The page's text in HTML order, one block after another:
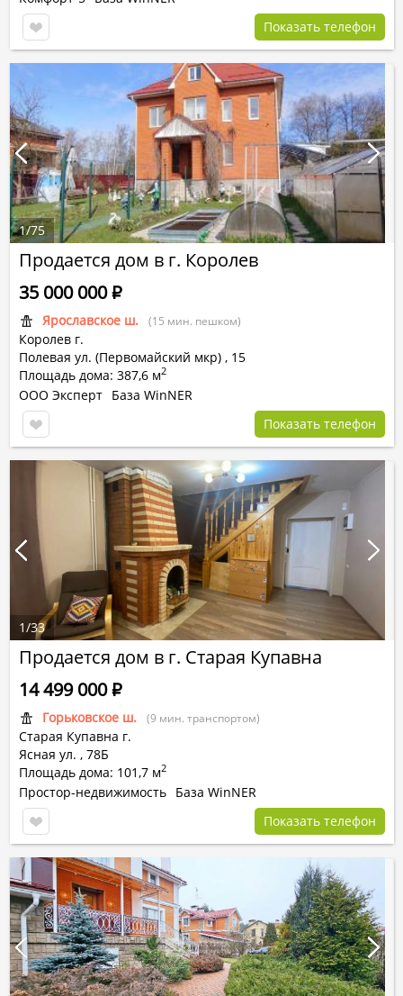
Показать телефон
Продается дом в г. Королев
Ярославское ш. (15 мин. пешком)
Королев г.
Полевая ул. (Первомайский мкр) , 15
Площадь дома: 387,6 м2
35 000 000Р
ООО Эксперт База WinNER
Показать телефон
1/75
Продается дом в г. Старая Купавна
Горьковское ш. (9 мин. транспортом)
Старая Купавна г.
Ясная ул. , 78Б
Площадь дома: 101,7 м2
14 499 000Р
Простор-недвижимость База WinNER
Показать телефон
1/33